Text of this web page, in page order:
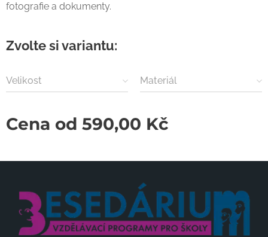
fotografie a dokumenty.
Zvolte si variantu:
Velikost Materiál
Cena od 590,00 Kč